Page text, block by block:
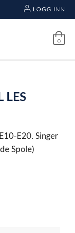
LOGG INN
0
LES
E20. Singer
Spole)